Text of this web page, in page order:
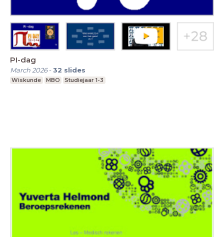
PI-dag
March 2026-32 slides
Wiskunde MBO Studiejaar 1-3